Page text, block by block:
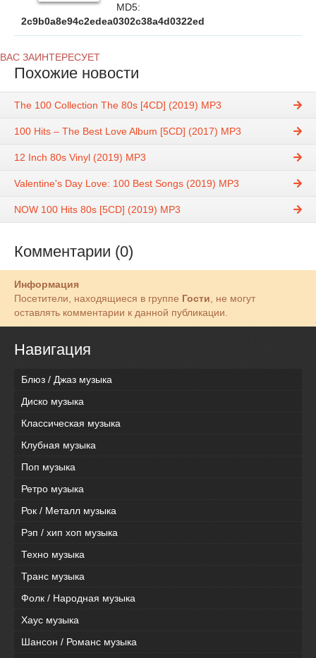
MD5:
2c9b0a8e94c2edea0302c38a4d0322ed
ВАС ЗАИНТЕРЕСУЕТ
Похожие новости
The 100 Collection The 80s [4CD] (2019) MP3
100 Hits – The Best Love Album [5CD] (2017) MP3
12 Inch 80s Vinyl (2019) MP3
Valentine's Day Love: 100 Best Songs (2019) MP3
NOW 100 Hits 80s [5CD] (2019) MP3
Комментарии (0)
Информация
Посетители, находящиеся в группе Гости, не могут
оставлять комментарии к данной публикации.
Навигация
Блюз / Джаз музыка
Диско музыка
Классическая музыка
Клубная музыка
Поп музыка
Ретро музыка
Рок / Металл музыка
Рэп / хип хоп музыка
Техно музыка
Транс музыка
Фолк / Народная музыка
Хаус музыка
Шансон / Романс музыка